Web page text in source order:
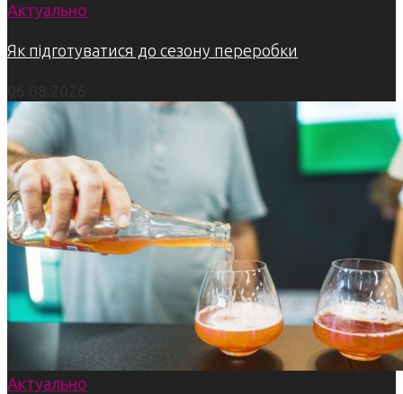
Актуально
Як підготуватися до сезону переробки
Актуально